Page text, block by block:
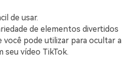
de usar.
de elementos divertidos
você pode utilizar para ocultar a
seu vídeo TikTok.